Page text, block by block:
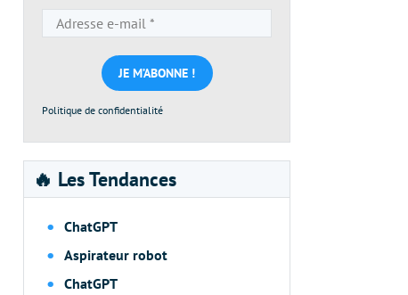
e-
mail
*
Politique de confidentialité
🔥 Les Tendances
ChatGPT
Aspirateur robot
ChatGPT